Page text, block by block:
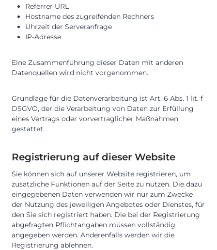
Referrer URL
Hostname des zugreifenden Rechners
Uhrzeit der Serveranfrage
IP-Adresse
Eine Zusammenführung dieser Daten mit anderen
Datenquellen wird nicht vorgenommen.
Grundlage für die Datenverarbeitung ist Art. 6 Abs. 1 lit. f
DSGVO, der die Verarbeitung von Daten zur Erfüllung
eines Vertrags oder vorvertraglicher Maßnahmen
gestattet.
Registrierung auf dieser Website
Sie können sich auf unserer Website registrieren, um
zusätzliche Funktionen auf der Seite zu nutzen. Die dazu
eingegebenen Daten verwenden wir nur zum Zwecke
der Nutzung des jeweiligen Angebotes oder Dienstes, für
den Sie sich registriert haben. Die bei der Registrierung
abgefragten Pflichtangaben müssen vollständig
angegeben werden. Anderenfalls werden wir die
Registrierung ablehnen.